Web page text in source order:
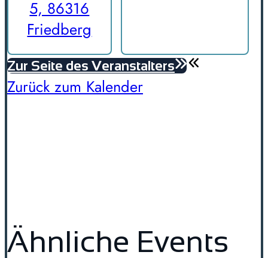
5, 86316
Friedberg
Zur Seite des Veranstalters
Zurück zum Kalender
Ähnliche Events